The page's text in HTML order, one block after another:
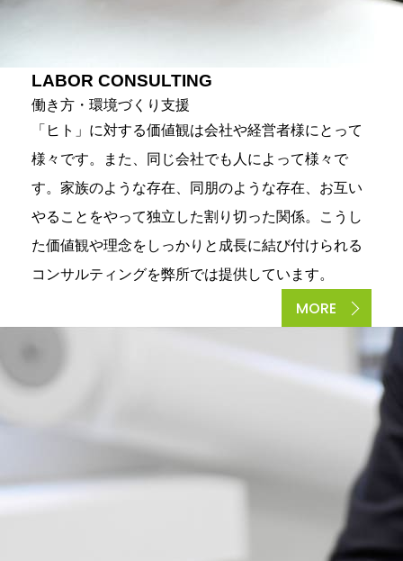
LABOR CONSULTING
働き方・環境づくり支援
「ヒト」に対する価値観は会社や経営者様にとって
様々です。また、同じ会社でも人によって様々で
す。家族のような存在、同朋のような存在、お互い
やることをやって独立した割り切った関係。こうし
た価値観や理念をしっかりと成長に結び付けられる
コンサルティングを弊所では提供しています。
MORE